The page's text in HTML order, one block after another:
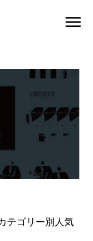
テゴリー別人気